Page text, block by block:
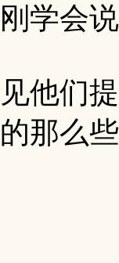
学会
他们
那么